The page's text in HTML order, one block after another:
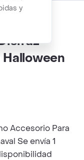
y
De
Halloween
Accesorio Para
Se envía 1